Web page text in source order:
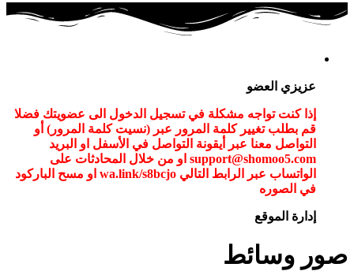
عزيزي العضو
إذا كنت تواجه مشكلة في تسجيل الدخول الى عضويتك فضلا
قم بطلب تغيير كلمة المرور عبر (نسيت كلمة المرور) أو
التواصل معنا عبر أيقونة التواصل في الأسفل او البريد
support@shomoo5.com او من خلال المحادثات على
الواتساب عبر الرابط التالي wa.link/s8bcjo او مسح الباركود
في الصوره
إدارة الموقع
صور وسائط